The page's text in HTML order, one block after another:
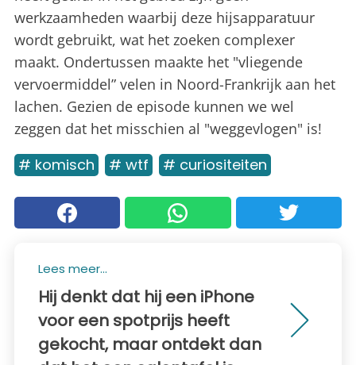
werkzaamheden waarbij deze hijsapparatuur
wordt gebruikt, wat het zoeken complexer
maakt. Ondertussen maakte het "vliegende
vervoermiddel” velen in Noord-Frankrijk aan het
lachen. Gezien de episode kunnen we wel
zeggen dat het misschien al "weggevlogen" is!
# komisch # wtf # curiositeiten
Lees meer...
Hij denkt dat hij een iPhone
voor een spotprijs heeft
gekocht, maar ontdekt dan